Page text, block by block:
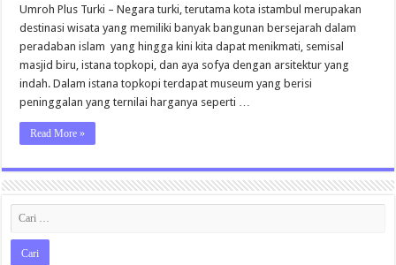
Plus
Turki
Desember
2015
Umroh Plus Turki – Negara turki, terutama kota istambul merupakan
destinasi wisata yang memiliki banyak bangunan bersejarah dalam
peradaban islam yang hingga kini kita dapat menikmati, semisal
masjid biru, istana topkopi, dan aya sofya dengan arsitektur yang
indah. Dalam istana topkopi terdapat museum yang berisi
peninggalan yang ternilai harganya seperti …
Read More »